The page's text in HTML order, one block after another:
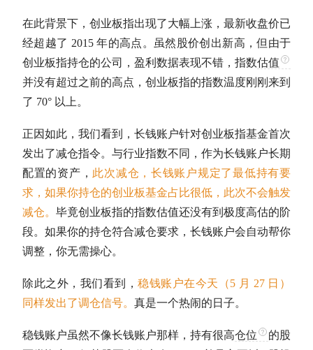
在此背景下， 创业板指出现了大幅上涨，最新收盘价已
经超越了 2015 年的高点。虽然股价创出新高，但由于
创业板指持仓的公司，盈利数据表现不错，指数估值
并没有超过之前的高点， 创业板指的指数温度刚刚来到
了 70° 以上。
正因如此，我们看到，长钱账户针对创业板指基金首次
发出了减仓指令。与行业指数不同，作为长钱账户长期
配置的资产， 此次减仓，长钱账户规定了最低持有要
求，如果你持仓的创业板基金占比很低，此次不会触发
减仓。 毕竟创业板指的指数估值还没有到极度高估的阶
段。如果你的持仓符合减仓要求，长钱账户会自动帮你
调整，你无需操心。
除此之外，我们看到，稳钱账户在今天（5 月 27 日）
同样发出了调仓信号。 真是一个热闹的日子。
稳钱账户虽然不像长钱账户那样，持有很高仓位
的股